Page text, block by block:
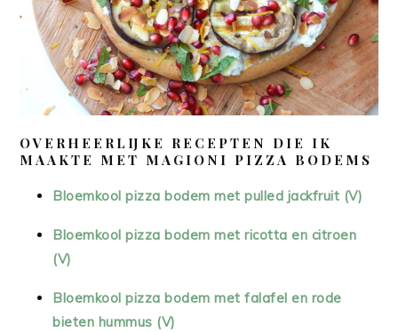
OVERHEERLIJKE RECEPTEN DIE IK
MAAKTE MET MAGIONI PIZZA BODEMS
Bloemkool pizza bodem met pulled jackfruit (V)
Bloemkool pizza bodem met ricotta en citroen
(V)
Bloemkool pizza bodem met falafel en rode
bieten hummus (V)